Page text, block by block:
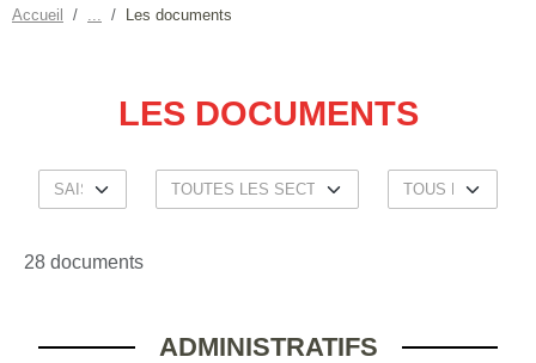
Accueil Les documents
LES DOCUMENTS
28 documents
ADMINISTRATIFS